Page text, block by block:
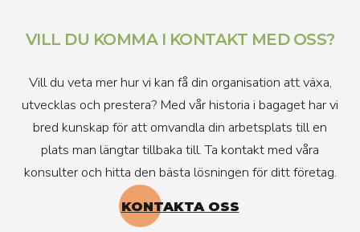
VILL DU KOMMA I KONTAKT MED OSS?
Vill du veta mer hur vi kan få din organisation att växa,
utvecklas och prestera? Med vår historia i bagaget har vi
bred kunskap för att omvandla din arbetsplats till en
plats man längtar tillbaka till. Ta kontakt med våra
konsulter och hitta den bästa lösningen för ditt företag.
KONTAKTA OSS